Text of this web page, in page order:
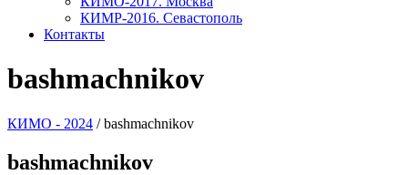
КИМР-2016. Севастополь
Контакты
bashmachnikov
КИМО - 2024 /bashmachnikov
bashmachnikov